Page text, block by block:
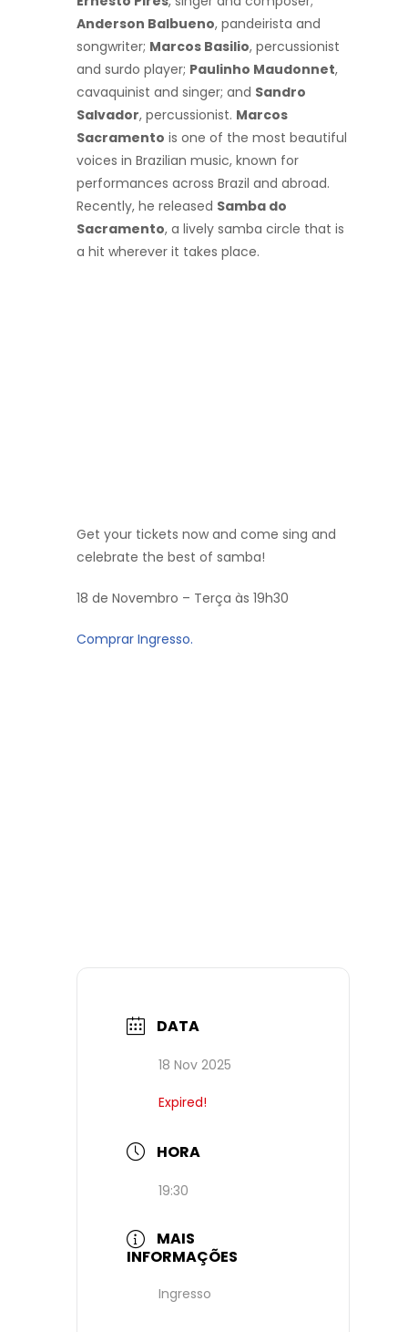
Anderson Balbueno, pandeirista and
songwriter; Marcos Basilio, percussionist
and surdo player; Paulinho Maudonnet,
cavaquinist and singer; and Sandro
Salvador, percussionist. Marcos
Sacramento is one of the most beautiful
voices in Brazilian music, known for
performances across Brazil and abroad.
Recently, he released Samba do
Sacramento, a lively samba circle that is
a hit wherever it takes place.
Get your tickets now and come sing and
celebrate the best of samba!
18 de Novembro – Terça às 19h30
Comprar Ingresso.
DATA
18 Nov 2025
Expired!
HORA
19:30
MAIS
INFORMAÇÕES
Ingresso